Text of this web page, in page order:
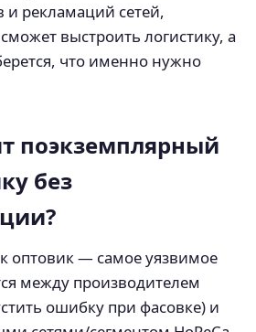
и рекламаций сетей,
выстроить логистику, а
что именно нужно
поэкземплярный
без
оптовик — самое уязвимое
между производителем
ошибку при фасовке) и